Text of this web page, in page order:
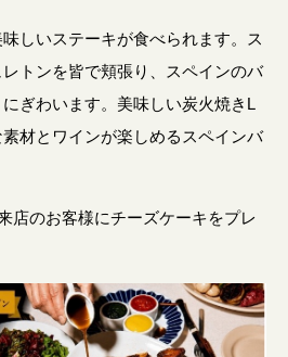
しいステーキが食べられます。ス
トンを皆で頬張り、スペインのバ
ぎわいます。美味しい炭火焼きL
材とワインが楽しめるスペインバ
店のお客様にチーズケーキをプレ